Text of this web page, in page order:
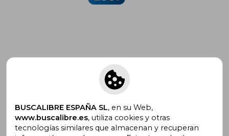
Suscríbete para recibir ofertas y
promociones
BUSCALIBRE ESPAÑA SL, en su Web,
www.buscalibre.es, utiliza cookies y otras
tecnologías similares que almacenan y recuperan